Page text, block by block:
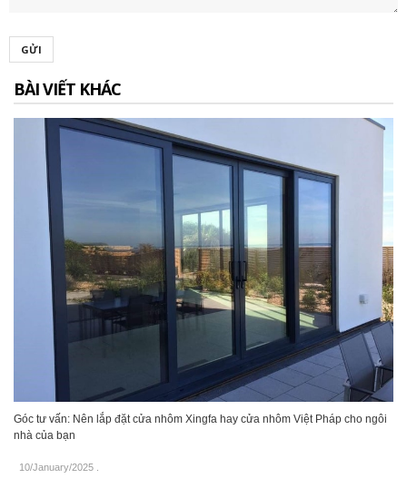
GỬI
BÀI VIẾT KHÁC
Góc tư vấn: Nên lắp đặt cửa nhôm Xingfa hay cửa nhôm Việt Pháp cho ngôi
nhà của bạn
10/January/2025